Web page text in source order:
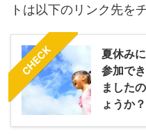
トは以下のリンク先を
CHECK
夏休み
参加で
ました
ょうか